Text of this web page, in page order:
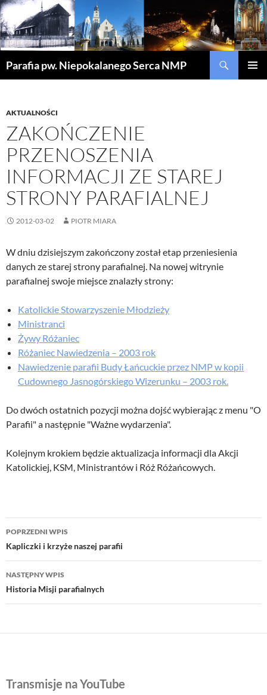
Parafia pw. Niepokalanego Serca NMP
AKTUALNOŚCI
ZAKOŃCZENIE
PRZENOSZENIA
INFORMACJI ZE STAREJ
STRONY PARAFIALNEJ
2012-03-02 PIOTR MIARA
W dniu dzisiejszym zakończony został etap przeniesienia
danych ze starej strony parafialnej. Na nowej witrynie
parafialnej swoje miejsce znalazły strony:
Katolickie Stowarzyszenie Młodzieży
Ministranci
Żywy Różaniec
Różaniec Nawiedzenia – 2003 rok
Nawiedzenie parafii Budy Łańcuckie przez NMP w kopii
Cudownego Jasnogórskiego Wizerunku – 2003 rok.
Do dwóch ostatnich pozycji można dojść wybierając z menu "O
Parafii" a następnie "Ważne wydarzenia".
Kolejnym krokiem będzie aktualizacja informacji dla Akcji
Katolickiej, KSM, Ministrantów i Róż Różańcowych.
Nawigacja
wpisu
POPRZEDNI WPIS
Kapliczki i krzyże naszej parafii
NASTĘPNY WPIS
Historia Misji parafialnych
Transmisje na YouTube